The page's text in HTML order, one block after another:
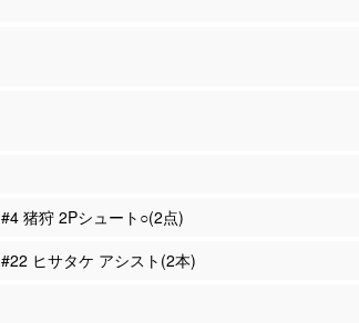
#4 猪狩 2Pシュート○(2点)
#22 ヒサタケ アシスト(2本)